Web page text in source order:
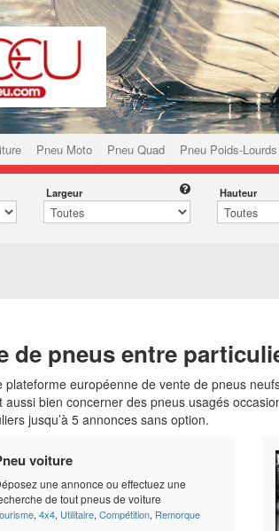
Pneu Moto Pneu Quad Pneu Poids-Lourds
Largeur Hauteur
de pneus entre
plateforme européenne de vente de pneus
aussi bien concerner des pneus usagés
jusqu’à 5 annonces sans option.
voiture
une annonce ou effectuez une
de tout pneus de voiture
,4x4, Utilitaire,Compétition, Remorque